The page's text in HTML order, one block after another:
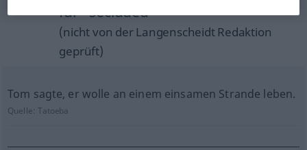
für "secluded"
(nicht von der Langenscheidt Redaktion
geprüft)
Tom sagte, er wolle an einem einsamen Strande leben.
Quelle:Tatoeba